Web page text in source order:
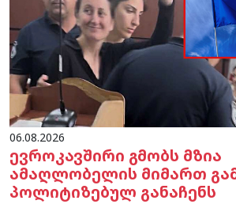
06.08.2026
ევროკავშირი გმობს მზია
ამაღლობელის მიმართ
პოლიტიზებულ განაჩენს